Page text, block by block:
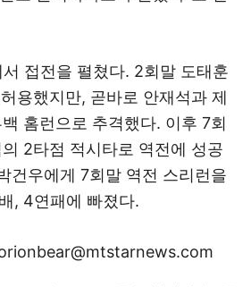
접전을 펼쳤다. 2회말 도태훈
용했지만, 곧바로 안재석과 제
홈런으로 추격했다. 이후 7회
2타점 적시타로 역전에 성공
건우에게 7회말 역전 스리런을
, 4연패에 빠졌다.